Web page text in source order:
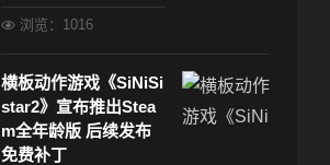
浏览：1016
横板动作游戏《SiNiSi
star2》宣布推出Stea
m全年龄版 后续发布
免费补丁